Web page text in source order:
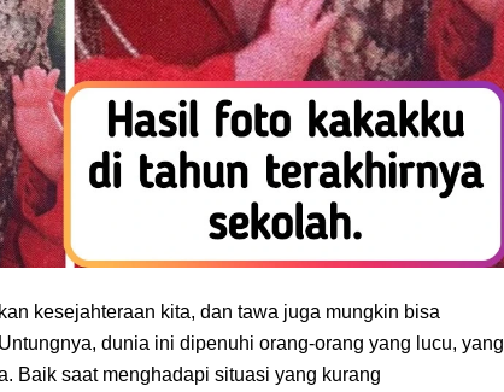
kesejahteraan kita, dan tawa juga mungkin bisa
dunia ini dipenuhi orang-orang yang lucu, yang
Baik saat menghadapi situasi yang kurang